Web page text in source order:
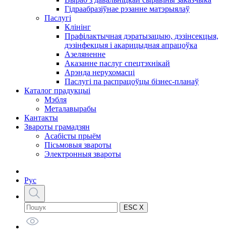
Гідраабразіўнае рэзанне матэрыялаў
Паслугі
Клінінг
Прафілактычная дэратызацыю, дэзiнсекцыя,
дэзінфекцыя і акарицыдная апрацоўка
Азеляненне
Аказанне паслуг спецтэхнікай
Арэнда нерухомасці
Паслугі па распрацоўцы бізнес-планаў
Каталог прадукцыі
Мэбля
Металавырабы
Кантакты
Звароты грамадзян
Асабісты прыём
Пісьмовыя звароты
Электронныя звароты
Рус
ESC X